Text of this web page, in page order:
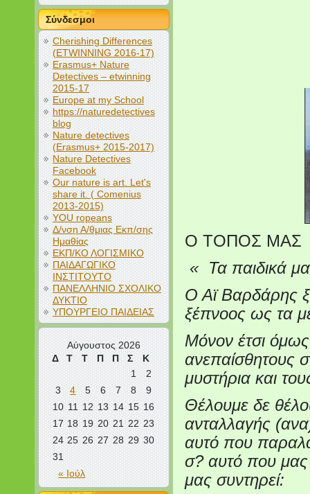
Σύνδεσμοι
Cherishing Differences
(ETWINNING 2016-17)
Erasmus+ Nature
Detectives – etwinning
2015-17
Europe at my School
https://naturedetectives
blog
Nature detectives
(Erasmus+ 2015-2017)
Nature Detectives
Facebook
Our nature is art. Let's
share it. ( Comenius
2013-2015)
YOU ropeans
Δ/νση Α/θμιας Εκπ/σης
Ημαθίας
ΕΚΠ/ΚΟ ΛΟΓΙΣΜΙΚΟ
ΠΑΙΔΑΓΩΓΙΚΟ
ΙΝΣΤΙΤΟΥΤΟ
ΠΑΝΕΛΛΗΝΙΟ ΣΧΟΛΙΚΟ
ΔΥΚΤΙΟ
ΥΠΟΥΡΓΕΙΟ ΠΑΙΔΕΙΑΣ
Αύγουστος 2026
Δ
Τ Τ Π Π Σ Κ
« Ιούλ
1
2
3
4 5 6 7 8
9
10 11 12 13 14 15 16
17 18 19 20 21 22 23
24 25 26 27 28 29 30
31
Ο ΤΟΠΟΣ ΜΑΣ
« Τα παιδικά
Ο Αϊ Βαρδάρης
ξέπνοος ως τα
Μόνον έτσι
ανεπαίσθητους
μυστήρια και
Θέλουμε δε
ανταλλαγής
αυτό που
σ? αυτό που μας
μας συντηρεί: